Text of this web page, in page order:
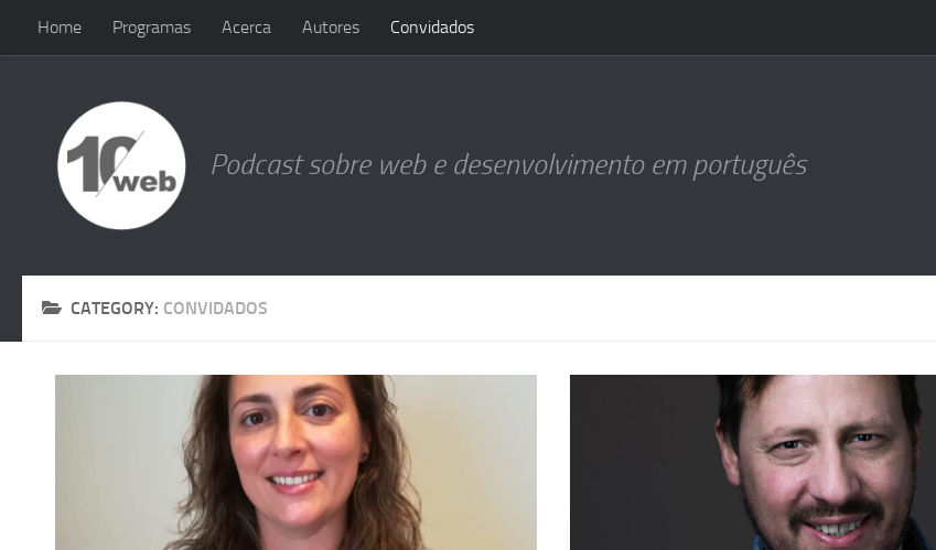
Skip to content
Home Programas Acerca Autores Convidados
Podcast sobre web e desenvolvimento em português
CATEGORY: CONVIDADOS